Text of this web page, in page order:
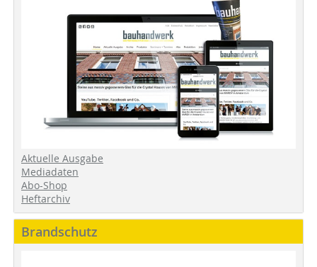
Aktuelle Ausgabe
Mediadaten
Abo-Shop
Heftarchiv
Brandschutz